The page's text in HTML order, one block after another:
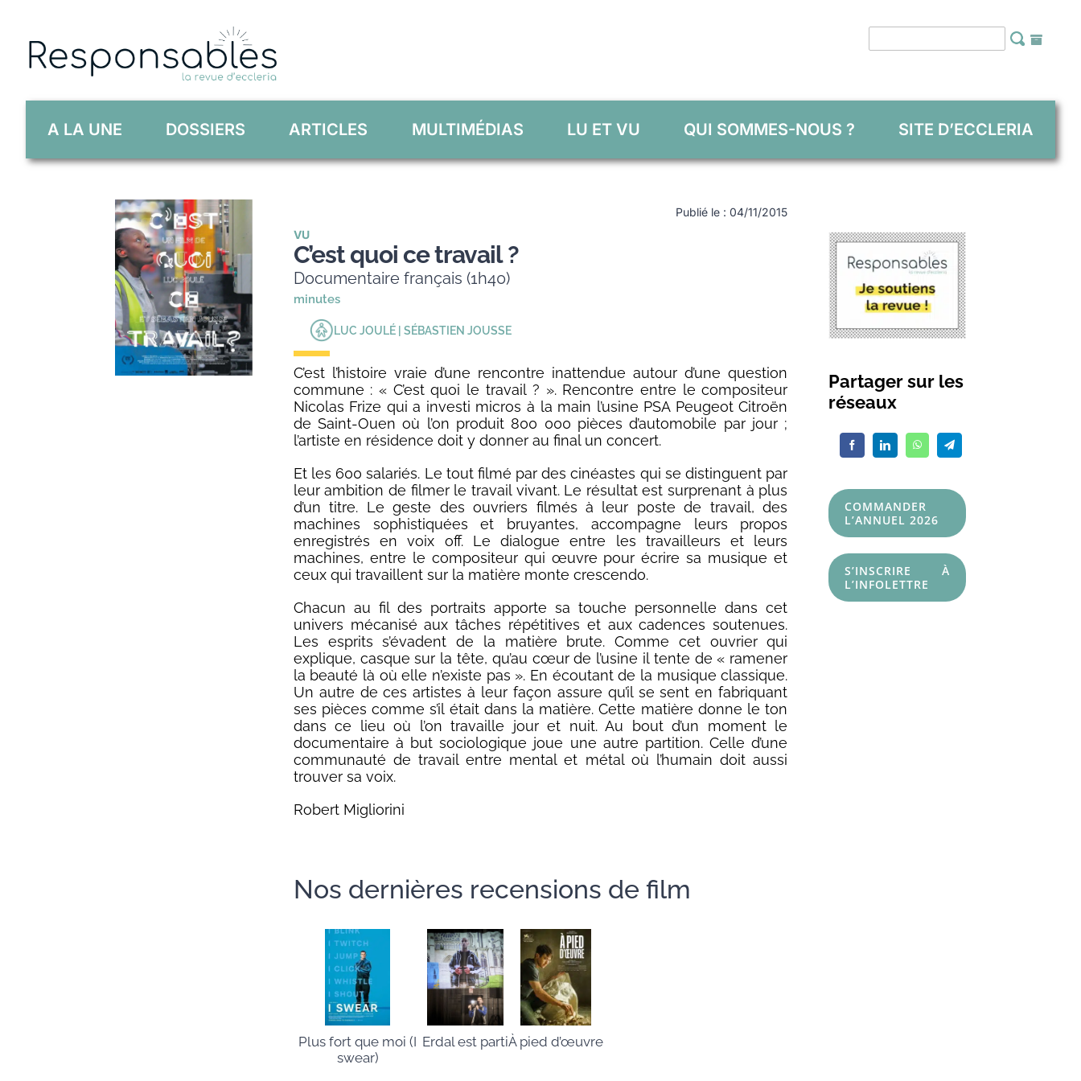
content
A LA UNE DOSSIERS ARTICLES MULTIMÉDIAS LU ET VU QUI SOMMES-NOUS ? SITE D’ECCLERIA
Publié le : 04/11/2015
VU
C’est quoi ce travail ?
Documentaire français (1h40)
minutes
LUC JOULÉ | SÉBASTIEN JOUSSE
C’est l’histoire vraie d’une rencontre inattendue autour d’une question
commune : « C’est quoi le travail ? ». Rencontre entre le compositeur
Nicolas Frize qui a investi micros à la main l’usine PSA Peugeot Citroën
de Saint-Ouen où l’on produit 800 000 pièces d’automobile par jour ;
l’artiste en résidence doit y donner au final un concert.
Et les 600 salariés. Le tout filmé par des cinéastes qui se distinguent par
leur ambition de filmer le travail vivant. Le résultat est surprenant à plus
d’un titre. Le geste des ouvriers filmés à leur poste de travail, des
machines sophistiquées et bruyantes, accompagne leurs propos
enregistrés en voix off. Le dialogue entre les travailleurs et leurs
machines, entre le compositeur qui œuvre pour écrire sa musique et
ceux qui travaillent sur la matière monte crescendo.
Chacun au fil des portraits apporte sa touche personnelle dans cet
univers mécanisé aux tâches répétitives et aux cadences soutenues.
Les esprits s’évadent de la matière brute. Comme cet ouvrier qui
explique, casque sur la tête, qu’au cœur de l’usine il tente de « ramener
la beauté là où elle n’existe pas ». En écoutant de la musique classique.
Un autre de ces artistes à leur façon assure qu’il se sent en fabriquant
ses pièces comme s’il était dans la matière. Cette matière donne le ton
dans ce lieu où l’on travaille jour et nuit. Au bout d’un moment le
documentaire à but sociologique joue une autre partition. Celle d’une
communauté de travail entre mental et métal où l’humain doit aussi
trouver sa voix.
Robert Migliorini
Nos dernières recensions de film
Plus fort que moi (I
swear)
Erdal est partiÀ pied d’œuvre
Partager sur les
réseaux
COMMANDER
L’ANNUEL 2026
S’INSCRIRE À
L’INFOLETTRE